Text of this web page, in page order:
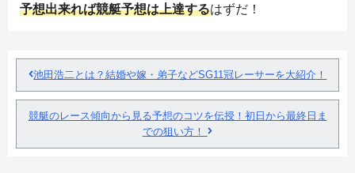
予想出来れば競艇予想は上達するはずだ！
池田浩二とは？結婚や嫁・弟子などSG11冠レーサーを大紹介！
競艇のレース傾向から見る予想のコツを伝授！初日から最終日ま
での狙い方！